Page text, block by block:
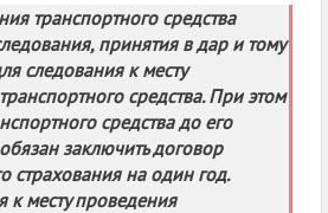
транспортного средства
принятия в дар и тому
следования к месту
средства. При этом
средства до его
заключить договор
страхования на один год.
к месту проведения